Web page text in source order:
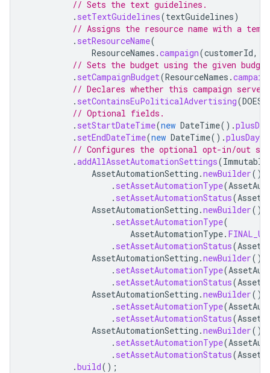
// Sets the text guidelines.
. setTextGuidelines(textGuidelines)
// Assigns the resource name with a
. setResourceName(
ResourceNames .campaign(customerId,
// Sets the budget using the given budget
. setCampaignBudget(ResourceNames .
// Declares whether this campaign
. setContainsEuPoliticalAdvertising(
// Optional fields.
. setStartDateTime(new DateTime().
. setEndDateTime(new DateTime().plusDays
// Configures the optional opt-in/out
.addAllAssetAutomationSettings(
AssetAutomationSetting .newBuilder()
. setAssetAutomationType(
. setAssetAutomationStatus(
AssetAutomationSetting .newBuilder()
. setAssetAutomationType(
AssetAutomationType.
. setAssetAutomationStatus(
AssetAutomationSetting .newBuilder()
. setAssetAutomationType(
. setAssetAutomationStatus(
AssetAutomationSetting .newBuilder()
. setAssetAutomationType(
. setAssetAutomationStatus(
AssetAutomationSetting .newBuilder()
. setAssetAutomationType(
. setAssetAutomationStatus(
.build();